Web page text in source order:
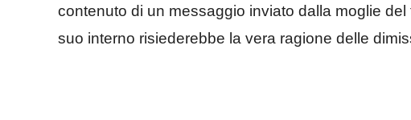
contenuto di un messaggio inviato dalla moglie
suo interno risiederebbe la vera ragione delle